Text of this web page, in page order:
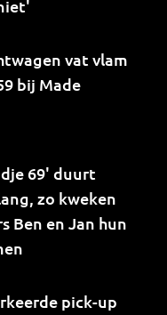
vat vlam
bij Made
69' duurt
zo kweken
Ben en Jan hun
pick-up